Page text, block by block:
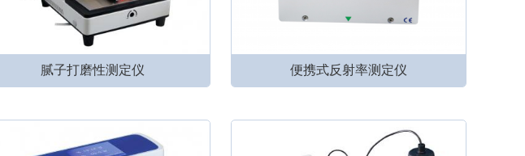
腻子打磨性测定仪 便携式反射率测定仪